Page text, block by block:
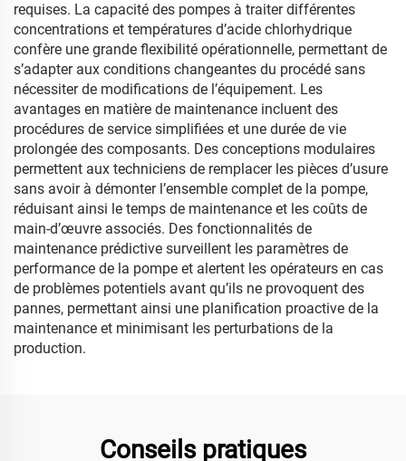
requises. La capacité des pompes à traiter différentes
concentrations et températures d’acide chlorhydrique
confère une grande flexibilité opérationnelle, permettant de
s’adapter aux conditions changeantes du procédé sans
nécessiter de modifications de l’équipement. Les
avantages en matière de maintenance incluent des
procédures de service simplifiées et une durée de vie
prolongée des composants. Des conceptions modulaires
permettent aux techniciens de remplacer les pièces d’usure
sans avoir à démonter l’ensemble complet de la pompe,
réduisant ainsi le temps de maintenance et les coûts de
main-d’œuvre associés. Des fonctionnalités de
maintenance prédictive surveillent les paramètres de
performance de la pompe et alertent les opérateurs en cas
de problèmes potentiels avant qu’ils ne provoquent des
pannes, permettant ainsi une planification proactive de la
maintenance et minimisant les perturbations de la
production.
Conseils pratiques